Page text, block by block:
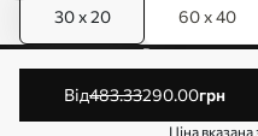
30 x 20 60 x 40
від483.33290.00грн
Ціна вказана
Редагування
© 2011-2026 Art-holst.
ТОВ “КЛЄВЄР”.